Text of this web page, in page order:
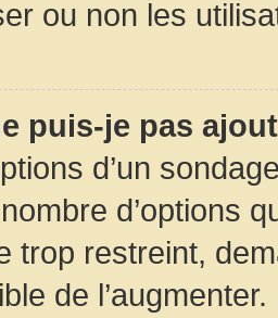
ou non les
puis-je pas
d’un
d’options
trop restreint,
de l’augmenter.